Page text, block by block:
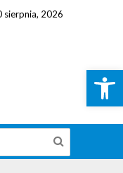
Otwórz pasek narzędzi
sierpnia, 2026